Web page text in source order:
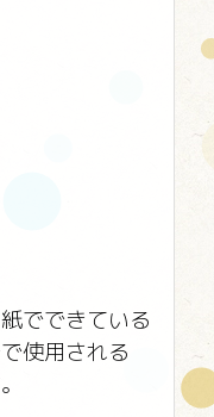
でできている
使用される